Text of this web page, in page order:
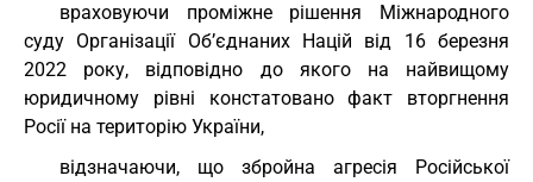
враховуючи проміжне рішення Міжнародного
суду Організації Об’єднаних Націй від 16 березня
2022 року, відповідно до якого на найвищому
юридичному рівні констатовано факт вторгнення
Росії на територію України,
відзначаючи, що збройна агресія Російської